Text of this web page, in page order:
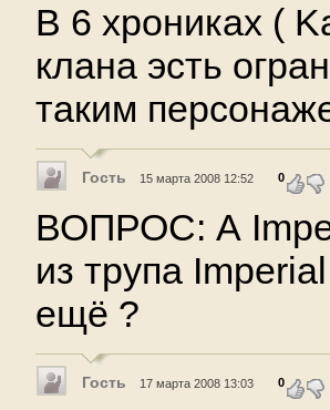
В 6 хрониках (
клана эсть
таким
Гость 15 марта 2008 12:52 0
ВОПРОС: А
из трупа
ещё ?
Гость 17 марта 2008 13:03 0